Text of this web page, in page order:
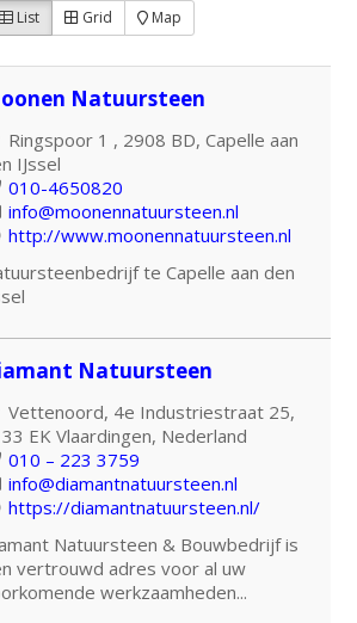
List Grid Map
Natuursteen
Ringspoor 1 , 2908 BD, Capelle aan
IJssel
010-4650820
info@moonennatuursteen.nl
http://www.moonennatuursteen.nl
te Capelle aan den
Natuursteen
Vettenoord, 4e Industriestraat 25,
EK Vlaardingen, Nederland
010 – 223 3759
info@diamantnatuursteen.nl
https://diamantnatuursteen.nl/
Natuursteen & Bouwbedrijf is
vertrouwd adres voor al uw
werkzaamheden...